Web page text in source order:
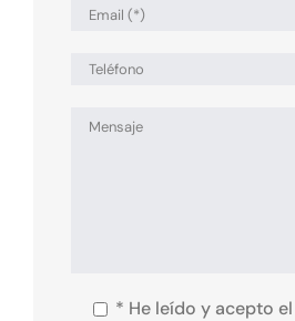
* He leído y acepto el